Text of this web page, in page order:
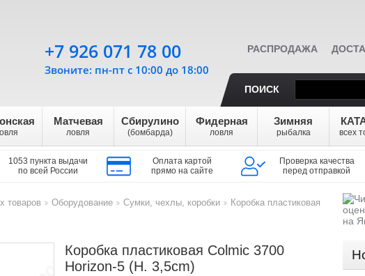
РАСПРОДАЖА
ПОИСК
Матчевая
ловля
Сбирулино
(бомбарда)
Фидерная
ловля
Зимняя
рыбалка всех
1053 пункта выдачи
по всей России
Оплата картой
прямо на сайте
Проверка качества
перед отправкой
+7 926 071 78 00
Звоните: пн-пт с 10:00 до 18:00
товаров
Оборудование
Сумки, чехлы, коробки
Коробка пластиковая
Коробка пластиковая Colmic 3700
Horizon-5 (H. 3,5cm)